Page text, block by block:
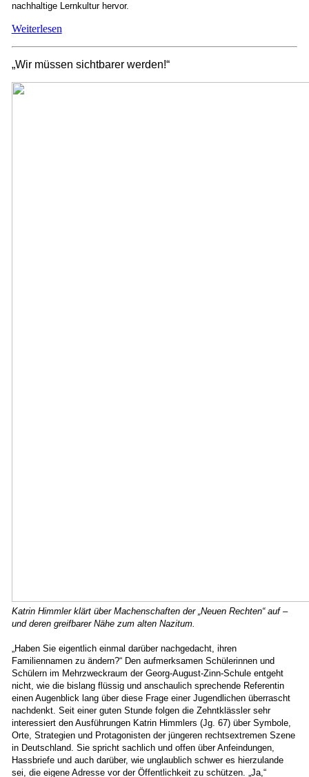
nachhaltige Lernkultur hervor.
Weiterlesen
„Wir müssen sichtbarer werden!“
Katrin Himmler klärt über Machenschaften der „Neuen Rechten“ auf –
und deren greifbarer Nähe zum alten Nazitum.
„Haben Sie eigentlich einmal darüber nachgedacht, ihren
Familiennamen zu ändern?“ Den aufmerksamen Schülerinnen und
Schülern im Mehrzweckraum der Georg-August-Zinn-Schule entgeht
nicht, wie die bislang flüssig und anschaulich sprechende Referentin
einen Augenblick lang über diese Frage einer Jugendlichen überrascht
nachdenkt. Seit einer guten Stunde folgen die Zehntklässler sehr
interessiert den Ausführungen Katrin Himmlers (Jg. 67) über Symbole,
Orte, Strategien und Protagonisten der jüngeren rechtsextremen Szene
in Deutschland. Sie spricht sachlich und offen über Anfeindungen,
Hassbriefe und auch darüber, wie unglaublich schwer es hierzulande
sei, die eigene Adresse vor der Öffentlichkeit zu schützen. „Ja,“